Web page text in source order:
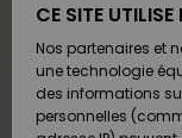
FEMME
SURF
CE SITE
Nos partenaires et
une technologie
des informations
personnelles